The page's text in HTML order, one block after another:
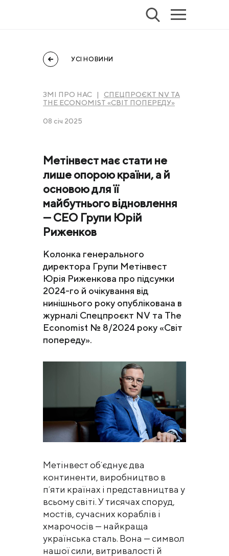
УСІ НОВИНИ
ЗМІ ПРО НАС | СПЕЦПРОЄКТ NV ТА
THE ECONOMIST «СВІТ ПОПЕРЕДУ»
08 січ 2025
Метінвест має стати не
лише опорою країни, а й
основою для її
майбутнього відновлення
— CEO Групи Юрій
Риженков
Колонка генерального
директора Групи Метінвест
Юрія Риженкова про підсумки
2024-го й очікування від
нинішнього року опублікована в
журналі Спецпроєкт NV та The
Economist № 8/2024 року «Світ
попереду».
Метінвест обʼєднує два
континенти, виробництво в
пʼяти країнах і представництва у
всьому світі. У тисячах споруд,
мостів, сучасних кораблів і
хмарочосів — найкраща
українська сталь. Вона — символ
нашої сили, витривалості й